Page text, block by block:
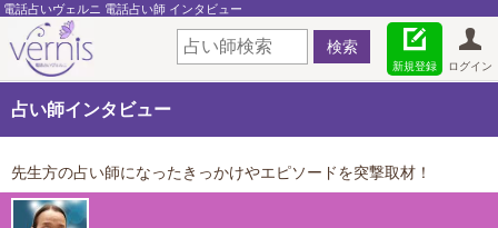
電話占いヴェルニ 電話占い師 インタビュー
ログイン
新規登録
占い師インタビュー
先生方の占い師になったきっかけやエピソードを突撃取材！